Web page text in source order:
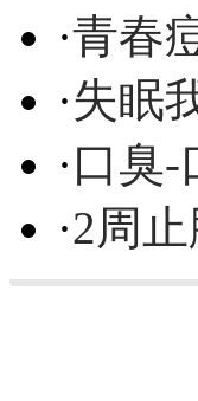
·青春
·失眠
·口臭-
·2周